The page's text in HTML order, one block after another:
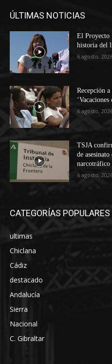
ÚLTIMAS NOTICIAS
El Proyecto
historia del
6 agosto,
Recepción
6 agosto,
TSJA
de
narcotráfico
6 agosto,
CATEGORÍAS POPULARES
ultimas
Chiclana
Cádiz
destacado
Andalucía
Sierra
Nacional
C. Gibraltar